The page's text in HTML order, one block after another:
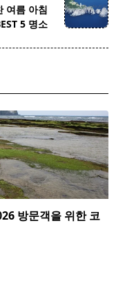
여름 아침
5 명소
방문객을 위한 코